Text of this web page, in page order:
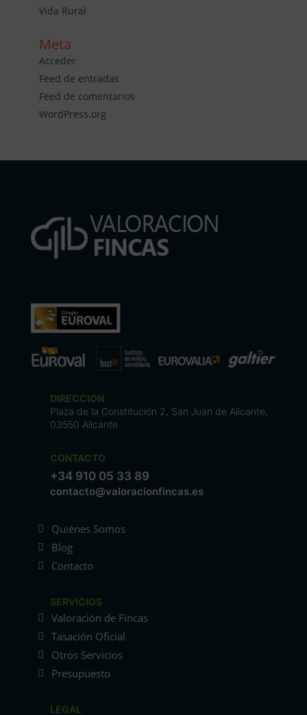
Vida Rural
Meta
Acceder
Feed de entradas
Feed de comentarios
WordPress.org
DIRECCIÓN
Plaza de la Constitución 2, San Juan de Alicante,
03550 Alicante
CONTACTO
+34 910 05 33 89
contacto@valoracionfincas.es
Quiénes Somos
Blog
Contacto
SERVICIOS
Valoración de Fincas
Tasación Oficial
Otros Servicios
Presupuesto
LEGAL